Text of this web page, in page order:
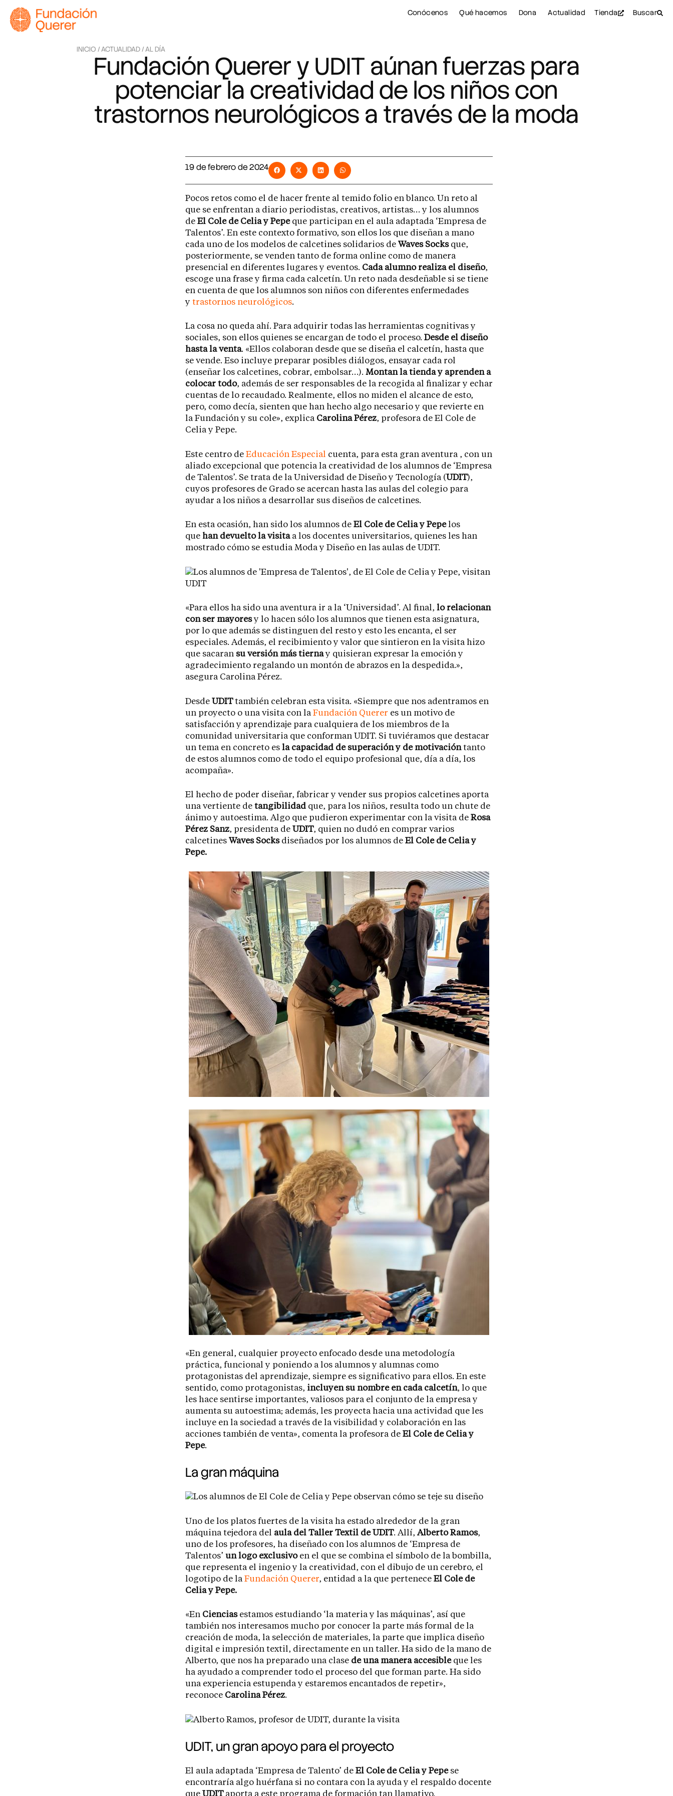
Conócenos Qué hacemos Dona Actualidad Tienda Buscar
INICIO /ACTUALIDAD /AL DÍA
Fundación Querer y UDIT aúnan fuerzas para
potenciar la creatividad de los niños con
trastornos neurológicos a través de la moda
19 de febrero de 2024
Pocos retos como el de hacer frente al temido folio en blanco. Un reto al
que se enfrentan a diario periodistas, creativos, artistas… y los alumnos
de El Cole de Celia y Pepeque participan en el aula adaptada ‘Empresa de
Talentos’. En este contexto formativo, son ellos los que diseñan a mano
cada uno de los modelos de calcetines solidarios de Waves Socksque,
posteriormente, se venden tanto de forma online como de manera
presencial en diferentes lugares y eventos. Cada alumno realiza el diseño,
escoge una frase y firma cada calcetín. Un reto nada desdeñable si se tiene
en cuenta de que los alumnos son niños con diferentes enfermedades
y trastornos neurológicos.
La cosa no queda ahí. Para adquirir todas las herramientas cognitivas y
sociales, son ellos quienes se encargan de todo el proceso. Desde el diseño
hasta la venta. «Ellos colaboran desde que se diseña el calcetín, hasta que
se vende. Eso incluye preparar posibles diálogos, ensayar cada rol
(enseñar los calcetines, cobrar, embolsar…). Montan la tienda y aprenden a
colocar todo, además de ser responsables de la recogida al finalizar y echar
cuentas de lo recaudado. Realmente, ellos no miden el alcance de esto,
pero, como decía, sienten que han hecho algo necesario y que revierte en
la Fundación y su cole», explica Carolina Pérez, profesora de El Cole de
Celia y Pepe.
Este centro de Educación Especial cuenta, para esta gran aventura , con un
aliado excepcional que potencia la creatividad de los alumnos de ‘Empresa
de Talentos’. Se trata de la Universidad de Diseño y Tecnología ( UDIT),
cuyos profesores de Grado se acercan hasta las aulas del colegio para
ayudar a los niños a desarrollar sus diseños de calcetines.
En esta ocasión, han sido los alumnos de El Cole de Celia y Pepelos
que han devuelto la visitaa los docentes universitarios, quienes les han
mostrado cómo se estudia Moda y Diseño en las aulas de UDIT.
«Para ellos ha sido una aventura ir a la ‘Universidad’. Al final, lo relacionan
con ser mayoresy lo hacen sólo los alumnos que tienen esta asignatura,
por lo que además se distinguen del resto y esto les encanta, el ser
especiales. Además, el recibimiento y valor que sintieron en la visita hizo
que sacaran su versión más tiernay quisieran expresar la emoción y
agradecimiento regalando un montón de abrazos en la despedida.»,
asegura Carolina Pérez.
Desde UDITtambién celebran esta visita. «Siempre que nos adentramos en
un proyecto o una visita con la Fundación Querer es un motivo de
satisfacción y aprendizaje para cualquiera de los miembros de la
comunidad universitaria que conforman UDIT. Si tuviéramos que destacar
un tema en concreto es la capacidad de superación y de motivacióntanto
de estos alumnos como de todo el equipo profesional que, día a día, los
acompaña».
El hecho de poder diseñar, fabricar y vender sus propios calcetines aporta
una vertiente de tangibilidad que, para los niños, resulta todo un chute de
ánimo y autoestima. Algo que pudieron experimentar con la visita de Rosa
Pérez Sanz, presidenta de UDIT, quien no dudó en comprar varios
calcetines Waves Socksdiseñados por los alumnos de El Cole de Celia y
Pepe.
«En general, cualquier proyecto enfocado desde una metodología
práctica, funcional y poniendo a los alumnos y alumnas como
protagonistas del aprendizaje, siempre es significativo para ellos. En este
sentido, como protagonistas, incluyen su nombre en cada calcetín, lo que
les hace sentirse importantes, valiosos para el conjunto de la empresa y
aumenta su autoestima; además, les proyecta hacia una actividad que les
incluye en la sociedad a través de la visibilidad y colaboración en las
acciones también de venta», comenta la profesora de El Cole de Celia y
Pepe.
La gran máquina
Uno de los platos fuertes de la visita ha estado alrededor de la gran
máquina tejedora del aula del Taller Textil de UDIT. Allí, Alberto Ramos,
uno de los profesores, ha diseñado con los alumnos de ‘Empresa de
Talentos’ un logo exclusivoen el que se combina el símbolo de la bombilla,
que representa el ingenio y la creatividad, con el dibujo de un cerebro, el
logotipo de la Fundación Querer, entidad a la que pertenece El Cole de
Celia y Pepe.
«En Ciencias estamos estudiando ‘la materia y las máquinas’, así que
también nos interesamos mucho por conocer la parte más formal de la
creación de moda, la selección de materiales, la parte que implica diseño
digital e impresión textil, directamente en un taller. Ha sido de la mano de
Alberto, que nos ha preparado una clase de una manera accesibleque les
ha ayudado a comprender todo el proceso del que forman parte. Ha sido
una experiencia estupenda y estaremos encantados de repetir»,
reconoce Carolina Pérez.
UDIT, un gran apoyo para el proyecto
El aula adaptada ‘Empresa de Talento’ de El Cole de Celia y Pepese
encontraría algo huérfana si no contara con la ayuda y el respaldo docente